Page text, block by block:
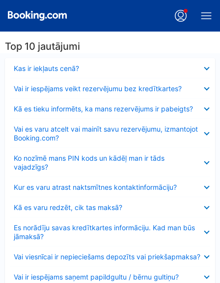
Top 10 jautājumi
Kas ir iekļauts cenā?
Vai ir iespējams veikt rezervējumu bez kredītkartes?
Kā es tieku informēts, ka mans rezervējums ir pabeigts?
Vai es varu atcelt vai mainīt savu rezervējumu, izmantojot
Booking.com?
Ko nozīmē mans PIN kods un kādēļ man ir tāds
vajadzīgs?
Kur es varu atrast naktsmītnes kontaktinformāciju?
Kā es varu redzēt, cik tas maksā?
Es norādīju savas kredītkartes informāciju. Kad man būs
jāmaksā?
Vai viesnīcai ir nepieciešams depozīts vai priekšapmaksa?
Vai ir iespējams saņemt papildgultu / bērnu gultiņu?